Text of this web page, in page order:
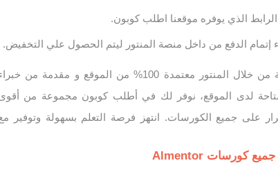
الذي يوفره موقعنا اطلب كوبون.
إتمام الدفع من داخل منصة المنتور ليتم الحصول علي التخفيض.
جميع الدورات التعليمية المقدمة من خلال المنتور معتمدة 100% من الموقع و مقدمة من
لدى الموقع، نوفر لك في أطلب كوبون مجموعة من
على جميع الكورسات. انتهز فرصة التعلم بسهولة وتوفير